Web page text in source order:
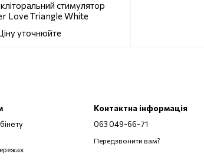
стимулятор
Love Triangle White
уточнюйте
Контактна інформація
063 049-66-71
Передзвонити вам?